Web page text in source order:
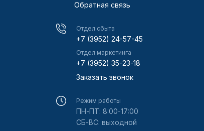
Обратная связь
Отдел сбыта
+7 (3952) 24-57-45
Отдел маркетинга
+7 (3952) 35-23-18
Заказать звонок
Режим работы
ПН-ПТ: 8:00-17:00
СБ-ВС: выходной